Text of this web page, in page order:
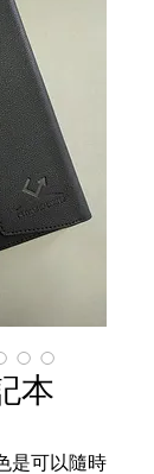
本
是可以隨時